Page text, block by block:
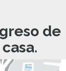
de